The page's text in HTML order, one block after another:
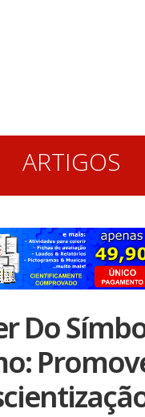
ARTIGOS
Do